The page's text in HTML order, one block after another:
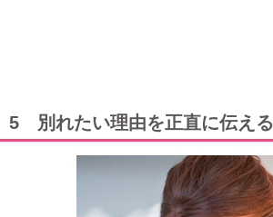
5 別れたい理由を正直に伝える